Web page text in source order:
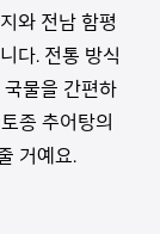
와 전남 함평
다. 전통 방식
물을 간편하
종 추어탕의
거예요.